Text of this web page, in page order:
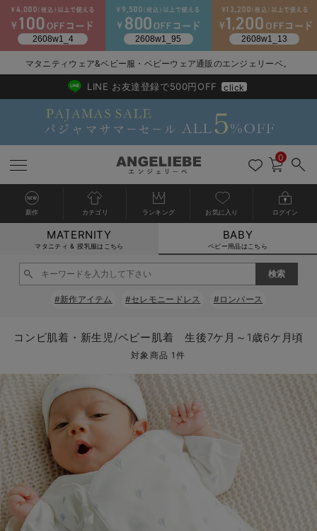
新生児服全て
ツーウェイオール・2WAYオール（新生児）
ベビー服全て
ロンパース・カバーオール
ベビー ブルマ
ベビー スカート
ベビートップス
ベビー アウター
ベビー セットアップ
シーズンアイテム全て
ベビー・新生児 寝具全て
ベビーベッド・布団 （ベビー・新生児）
ベビー 雑貨全て
ベビーチェア（ハイローチェア）・ベビーラック
ベビー 雑貨 小物
ベビー安全グッズ
ベビーおもちゃ
メモリアルグッズ
授乳・調乳・お食事
お出かけグッズ全て
ベビー｜季節の特集全て
猛暑からベビーを守るひんやりグッズ
ベビーの動物なりきり特集
ベビー 夏のお役立ちグッズ特集
【素材別】ベビーロンパース特集
袴ロンパース特集
アウトレット全て
【アウトレット】ワンピース
【アウトレット】パジャマ
【アウトレット】インナー
【アウトレット】ベビー
特集全て
抗菌防臭加工
コットン素材
冷房対策
接触冷感素材
Tシャツブラ
ブラトップ
再入荷全て
再入荷｜インナー
戻る
送料無料アイテム全て
ワンピース
ベビー
戻る
ブラキャミ おまとめ
戻る
【37周年祭セール】
【37周年祭セール】
戻る
気温差別オススメア
【15℃】3月下旬～
戻る
動きやすく着回しで
戻る
強撚スムース(コスパ
戻る
マタニティウェア
【おまとめ割】パジ
戻る
こだわりの履き心地
カジュアル
戻る
ジャケット派
きれいめ美脚パンツ派
戻る
出産準備応援割全て
マタニティパジャマ
戻る
【オフィスカジュア
戻る
レギンスタイプ
戻る
【フォーマル】ワン
戻る
【ベビー】長袖
戻る
ハンカチ
戻る
快適ウェア10%OFF
快適ウェア10%OFF
戻る
春のマタニティワン
セットアップ・ レイ
ジャンパースカート/
ワーク・オフィス
あったかアイテム｜
戻る
Gift Selection 出産
〜3,000円（税込）
女の子におススメの
もらって嬉しいギフト
戻る
冬の冷え対策インナ
薄くてあったか
レギンス・タイツ
裏起毛素材
戻る
入院準備の持ち物チ
入院してすぐ使うグ
戻る
冬のあったか特集全て
【冬のあったか特集
【冬のあったか特集
マタニティウェア&ベビー服・ベビーウェア通販のエンジェリーベ。
2026/NewArrival
送料495円(一部地域を除く) 7,700円以上で送料無料
LINE お友達登録で500円OFF click
0
新作 カテゴリ ランキング お気に入り ログイン
MATERNITY
マタニティ & 授乳服はこちら
BABY
ベビー用品はこちら
#新作アイテム #セレモニードレス #ロンパース
コンビ肌着・新生児/ベビー肌着 生後7ケ月～1歳6ケ月頃
対象商品 1件
カートに入れる
閉じる